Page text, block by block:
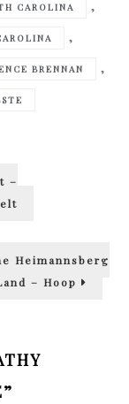
CAROLINA ,
,
BRENNAN ,
–
Heimannsberg
– Hoop
”